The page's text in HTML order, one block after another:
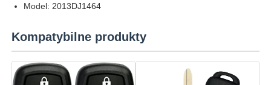
Klucze automatyczne
Model: 2013DJ1464
Kompatybilne produkty